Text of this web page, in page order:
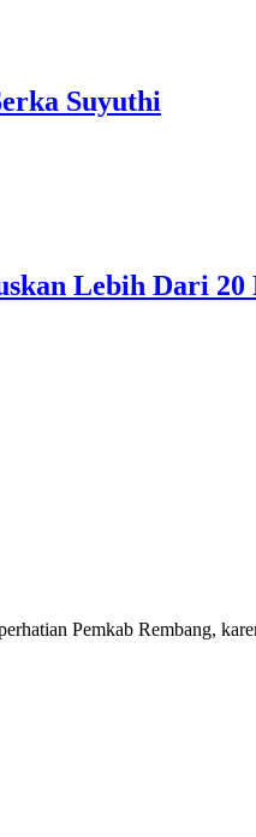
Suyuthi
Lebih Dari
Pemkab Rembang,